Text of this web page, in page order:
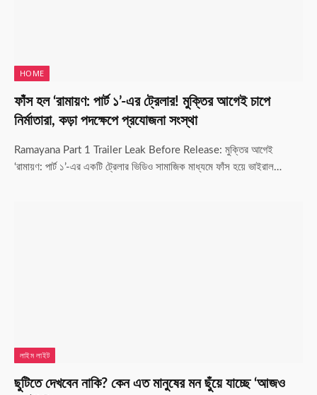
HOME
ফাঁস হল ‘রামায়ণ: পার্ট ১’-এর ট্রেলার! মুক্তির আগেই চাপে
নির্মাতারা, কড়া পদক্ষেপে প্রযোজনা সংস্থা
Ramayana Part 1 Trailer Leak Before Release: মুক্তির আগেই
‘রামায়ণ: পার্ট ১’-এর একটি ট্রেলার ভিডিও সামাজিক মাধ্যমে ফাঁস হয়ে ভাইরাল…
লাইম লাইট
ছুটিতে দেখবেন নাকি? কেন এত মানুষের মন ছুঁয়ে যাচ্ছে ‘আজও